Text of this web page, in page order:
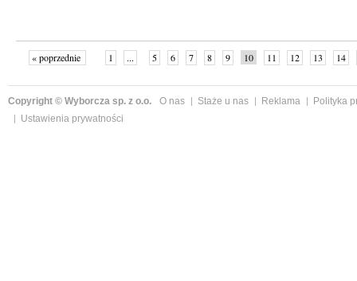
« poprzednie 1 ... 5 6 7 8 9 10 11 12 13 14
Copyright © Wyborcza sp. z o.o. O nas Staże u nas Reklama
Polityka
Ustawienia prywatności